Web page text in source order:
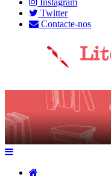
Instagram
Twitter
Contacte-nos